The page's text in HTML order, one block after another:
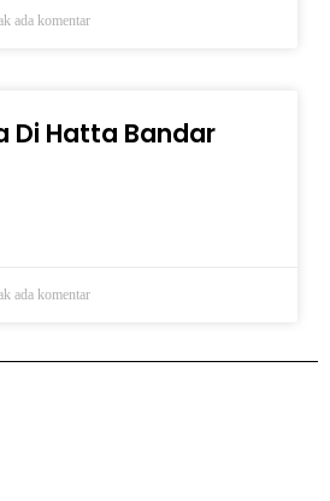
ada komentar
Di Hatta Bandar
ada komentar